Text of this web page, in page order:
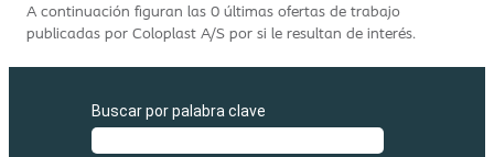
A continuación figuran las 0 últimas ofertas de trabajo
publicadas por Coloplast A/S por si le resultan de interés.
Buscar por palabra clave